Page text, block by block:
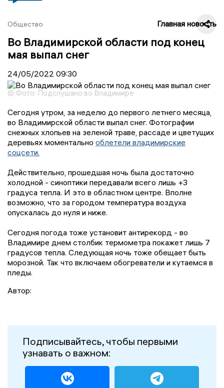
Общество Главная новость
Во Владимирской области под конец
мая выпал снег
24/05/2022 09:30
© Фото: Подслушано во Владимире
Сегодня утром, за неделю до первого летнего месяца,
во Владимирской области выпал снег. Фотографии
снежных хлопьев на зеленой траве, рассаде и цветущих
деревьях моментально облетели владимирские
соцсети.
Действительно, прошедшая ночь была достаточно
холодной - синоптики передавали всего лишь +3
градуса тепла. И это в областном центре. Вполне
возможно, что за городом температура воздуха
опускалась до нуля и ниже.
Сегодня погода тоже установит антирекорд - во
Владимире днем столбик термометра покажет лишь 7
градусов тепла. Следующая ночь тоже обещает быть
морозной. Так что включаем обогреватели и кутаемся в
пледы.
Автор:
Подписывайтесь, чтобы первыми
узнавать о важном: